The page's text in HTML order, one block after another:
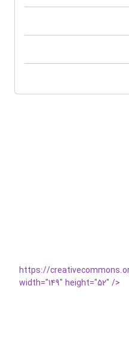
https://
width="149" height="52" />